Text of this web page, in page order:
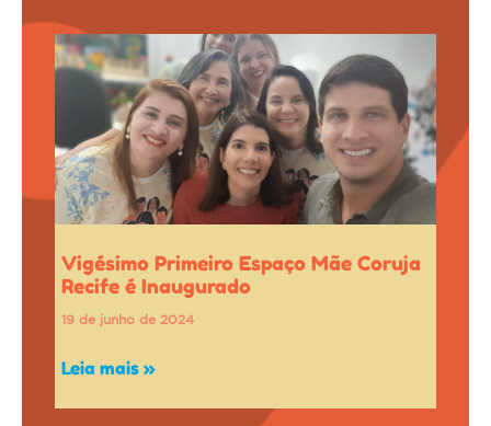
Vigésimo Primeiro Espaço Mãe Coruja
Recife é Inaugurado
19 de junho de 2024
Leia mais »